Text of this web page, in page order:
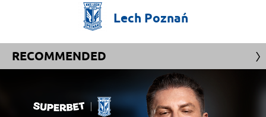
Lech Poznań
RECOMMENDED